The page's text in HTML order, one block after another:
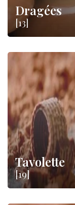
Dragées
[13]
Tavolette
[19]